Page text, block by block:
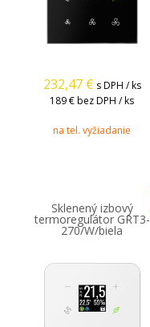
232,47 € s DPH / ks
189 €bez DPH / ks
na tel. vyžiadanie
Sklenený izbový
termoregulátor GRT3-
270/W/biela